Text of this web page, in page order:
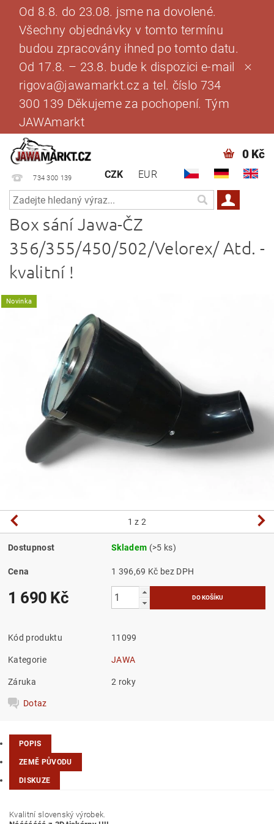
Od 8.8. do 23.08. jsme na dovolené.
Všechny objednávky v tomto termínu
budou zpracovány ihned po tomto datu.
Od 17.8. – 23.8. bude k dispozici e-mail
rigova@jawamarkt.cz a tel. číslo 734
300 139 Děkujeme za pochopení. Tým
JAWAmarkt
734 300 139 CZK EUR
0 Kč
Box sání Jawa-ČZ
356/355/450/502/Velorex/ Atd. -
kvalitní !
Novinka
1 z 2
Dostupnost Skladem (>5 ks)
Cena 1 396,69 Kč bez DPH
1 690 Kč
Kód produktu 11099
Kategorie JAWA
Záruka 2 roky
Dotaz
POPIS
ZEMĚ PŮVODU
DISKUZE
Kvalitní slovenský výrobek.